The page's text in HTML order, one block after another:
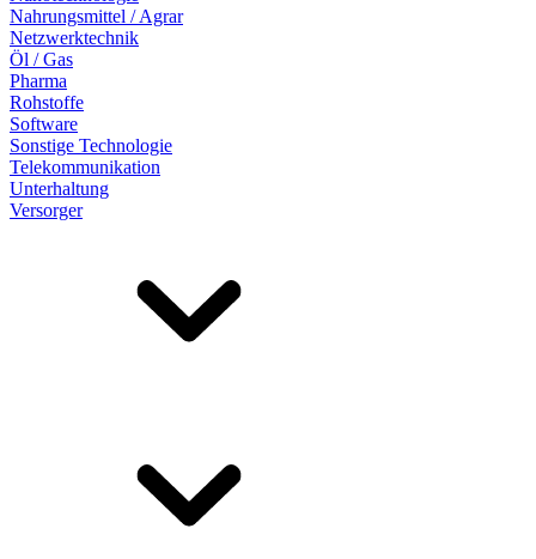
Nahrungsmittel / Agrar
Netzwerktechnik
Öl / Gas
Pharma
Rohstoffe
Software
Sonstige Technologie
Telekommunikation
Unterhaltung
Versorger